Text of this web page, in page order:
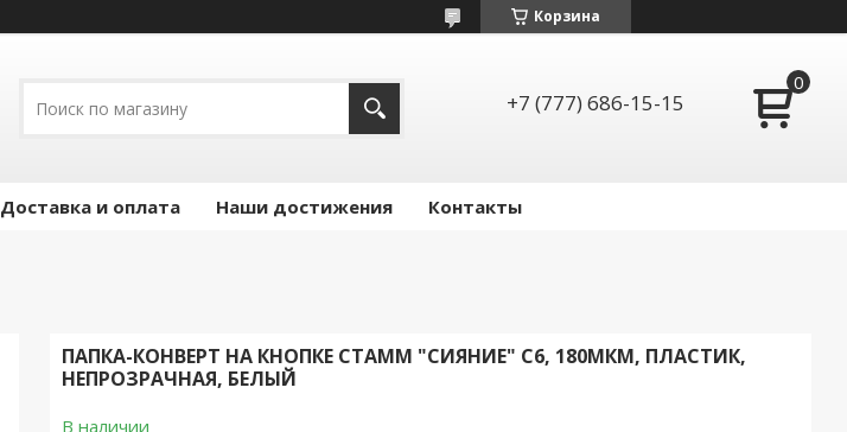
Корзина
+7 (777) 686-15-15
Доставка и оплата Наши достижения Контакты
ПАПКА-КОНВЕРТ НА КНОПКЕ СТАММ "СИЯНИЕ" С6, 180МКМ, ПЛАСТИК,
НЕПРОЗРАЧНАЯ, БЕЛЫЙ
В наличии